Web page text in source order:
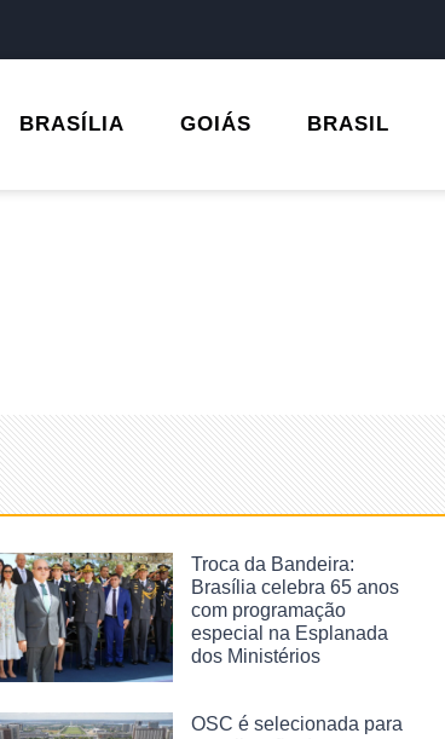
BRASÍLIA GOIÁS BRASIL
Troca da Bandeira:
Brasília celebra 65 anos
com programação
especial na Esplanada
dos Ministérios
OSC é selecionada para